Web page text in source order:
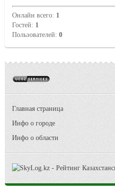
Онлайн всего: 1
Гостей: 1
Пользователей: 0
Главная страница
Инфо о городе
Инфо о области